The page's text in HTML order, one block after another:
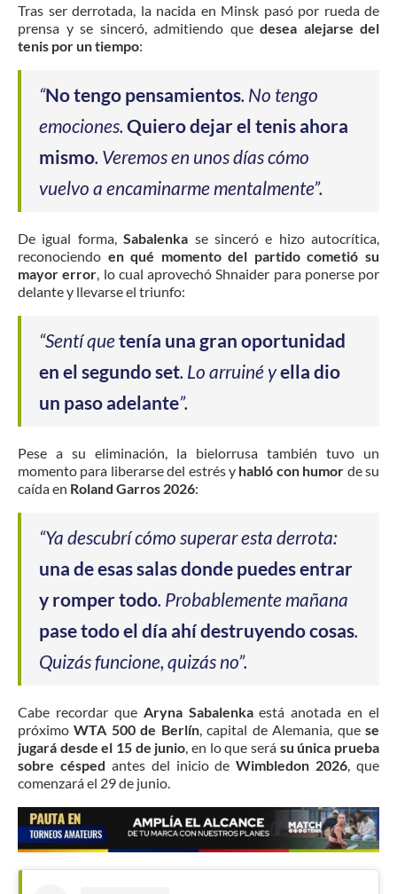
Tras ser derrotada, la nacida en Minsk pasó por rueda de
prensa y se sinceró, admitiendo que desea alejarse del
tenis por un tiempo:
“No tengo pensamientos. No tengo
emociones. Quiero dejar el tenis ahora
mismo. Veremos en unos días cómo
vuelvo a encaminarme mentalmente”.
De igual forma,Sabalenka se sinceró e hizo autocrítica,
reconociendo en qué momento del partido cometió su
mayor error , lo cual aprovechó Shnaider para ponerse por
delante y llevarse el triunfo:
“Sentí quetenía una gran oportunidad
en el segundo set. Lo arruiné yella dio
un paso adelante”.
Pese a su eliminación, la bielorrusa también tuvo un
momento para liberarse del estrés y habló con humor de su
caída en Roland Garros 2026:
“Ya descubrí cómo superar esta derrota:
una de esas salas donde puedes entrar
y romper todo. Probablemente mañana
pase todo el día ahí destruyendo cosas.
Quizás funcione, quizás no”.
Cabe recordar que Aryna Sabalenkaestá anotada en el
próximo WTA 500 de Berlín, capital de Alemania, quese
jugará desde el 15 de junio , en lo que será su única prueba
sobre césped antes del inicio deWimbledon 2026 , que
comenzará el 29 de junio.